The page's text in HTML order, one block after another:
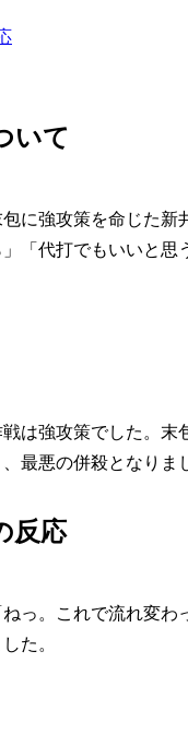
いて
に強攻策を命じた
「代打でもいいと
は強攻策でした。
最悪の併殺となりま
反応
っ。これで流れ変
た。